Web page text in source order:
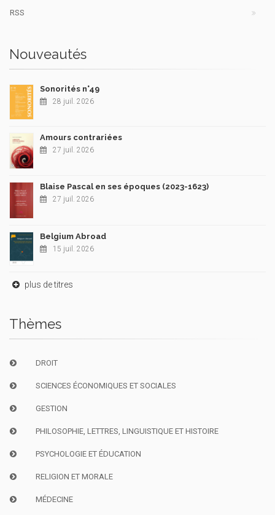
RSS
Nouveautés
Sonorités n°49
28 juil. 2026
Amours contrariées
27 juil. 2026
Blaise Pascal en ses époques (2023-1623)
27 juil. 2026
Belgium Abroad
15 juil. 2026
plus de titres
Thèmes
DROIT
SCIENCES ÉCONOMIQUES ET SOCIALES
GESTION
PHILOSOPHIE, LETTRES, LINGUISTIQUE ET HISTOIRE
PSYCHOLOGIE ET ÉDUCATION
RELIGION ET MORALE
MÉDECINE